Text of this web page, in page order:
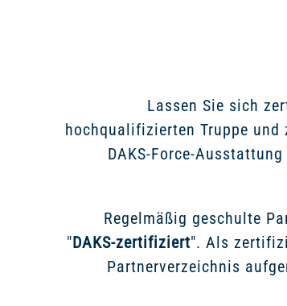
Lassen Sie sich
hochqualifizierten Truppe und
DAKS-Force-
Regelmäßig geschulte
"DAKS-zertifiziert". Als
Partnerverzeichnis